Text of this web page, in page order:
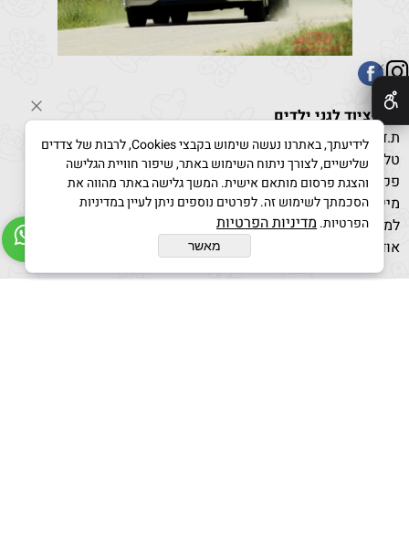
גולן-ציוד לגני ילדים
ת.ד 411 קריית מלאכי מיקוד 8310302
טל:
054-4217530
פקס: 08-8596851
מייל: g-kindergarden@bezeqint.net
למחירים מיוחדים בקנייה מרוכזת לחץ כאן
אודות
✕
לידיעתך, באתרנו נעשה שימוש בקבצי Cookies, לרבות של צדדים
שלישיים, לצורך ניתוח השימוש באתר, שיפור חוויית הגלישה
והצגת פרסום מותאם אישית. המשך גלישה באתר מהווה את
הסכמתך לשימוש זה. לפרטים נוספים ניתן לעיין במדיניות
הפרטיות.מדיניות הפרטיות
מאשר